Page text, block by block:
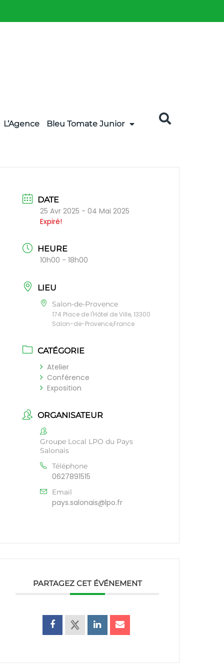
L’Agence Bleu Tomate Junior
DATE
25 Avr 2025 - 04 Mai 2025
Expiré!
HEURE
10h00 - 18h00
LIEU
Salon-de-Provence
174 Place de l'Hôtel de Ville, 13300
Salon-de-Provence,France
CATÉGORIE
Atelier
Conférence
Exposition
ORGANISATEUR
Groupe Local LPO du Pays
Salonais
Téléphone
0627891515
Email
pays.salonais@lpo.fr
PARTAGEZ CET ÉVÉNEMENT